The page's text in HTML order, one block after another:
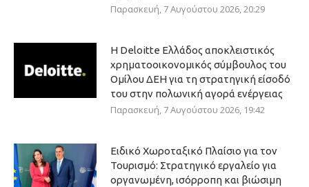
Παρασκευή, 7 Αυγούστου 2026, 20:29
Η Deloitte Ελλάδος αποκλειστικός
χρηματοοικονομικός σύμβουλος του
Ομίλου ΔΕΗ για τη στρατηγική είσοδό
του στην πολωνική αγορά ενέργειας
Παρασκευή, 7 Αυγούστου 2026, 19:42
Ειδικό Χωροταξικό Πλαίσιο για τον
Τουρισμό: Στρατηγικό εργαλείο για
οργανωμένη, ισόρροπη και βιώσιμη